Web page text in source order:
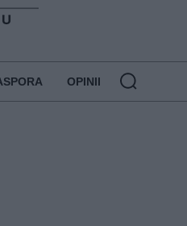
OPINII